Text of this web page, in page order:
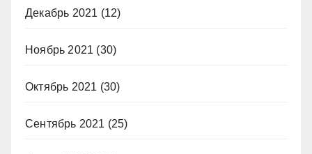
Декабрь 2021 (12)
Ноябрь 2021 (30)
Октябрь 2021 (30)
Сентябрь 2021 (25)